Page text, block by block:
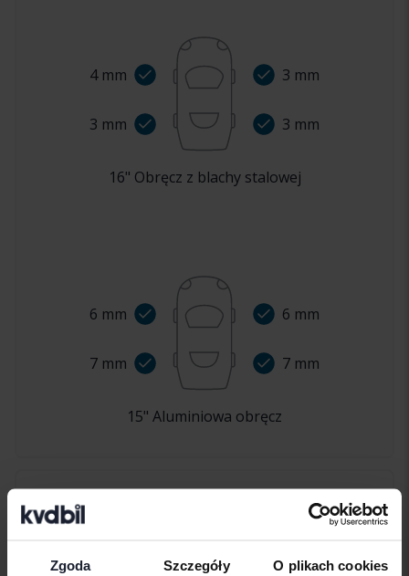
Zgoda Szczegóły O plikach cookies
4mm
3 mm
3 mm
3 mm
16" Obręcz z blachy stalowej
6 mm
7 mm
6 mm
7 mm
15" Aluminiowa obręcz
Zdjęcia skaz